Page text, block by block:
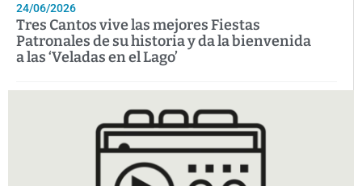
24/06/2026
Tres Cantos vive las mejores Fiestas
Patronales de su historia y da la bienvenida
a las ‘Veladas en el Lago’